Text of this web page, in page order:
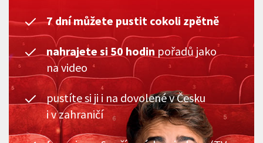
7 dní můžete pustit cokoli zpětně
nahrajete si 50 hodin pořadů jako
na video
pustíte si ji i na dovolené v Česku
i v zahraničí